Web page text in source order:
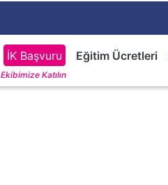
İK Başvuru
Ekibimize Katılın
Eğitim Ücretleri